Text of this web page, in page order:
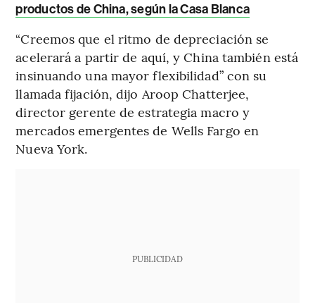
productos de China, según la Casa Blanca
“Creemos que el ritmo de depreciación se
acelerará a partir de aquí, y China también está
insinuando una mayor flexibilidad” con su
llamada fijación, dijo Aroop Chatterjee,
director gerente de estrategia macro y
mercados emergentes de Wells Fargo en
Nueva York.
PUBLICIDAD